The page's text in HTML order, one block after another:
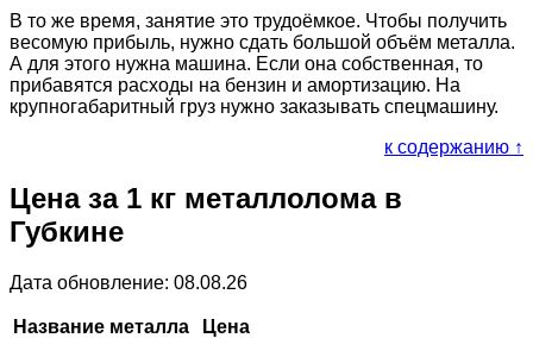
В то же время, занятие это трудоёмкое. Чтобы получить
весомую прибыль, нужно сдать большой объём металла.
А для этого нужна машина. Если она собственная, то
прибавятся расходы на бензин и амортизацию. На
крупногабаритный груз нужно заказывать спецмашину.
к содержанию ↑
Цена за 1 кг металлолома в
Губкине
Дата обновление: 08.08.26
Название металла
Цена